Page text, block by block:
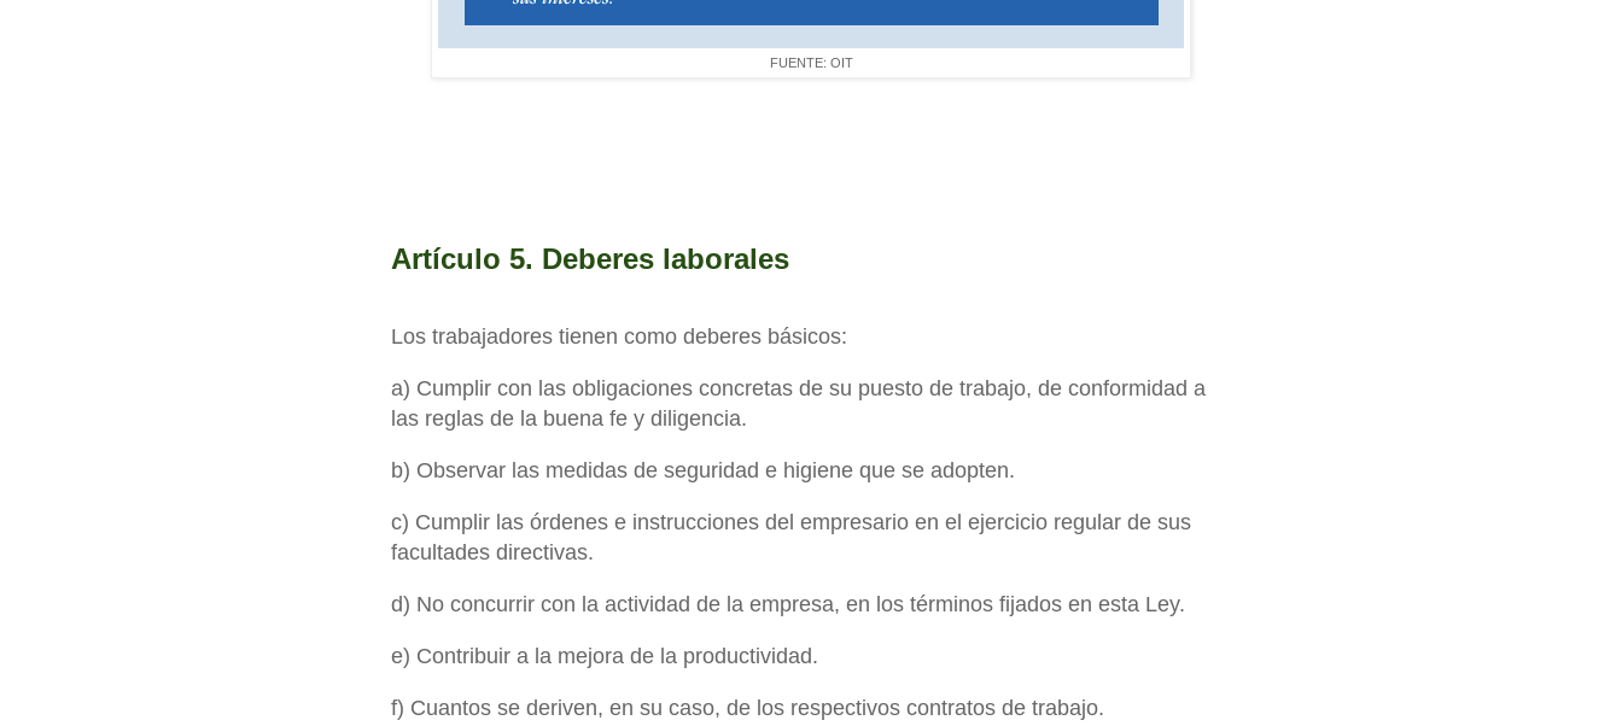
FUENTE: OIT
Artículo 5. Deberes laborales
Los trabajadores tienen como deberes básicos:
a) Cumplir con las obligaciones concretas de su puesto de trabajo, de conformidad a
las reglas de la buena fe y diligencia.
b) Observar las medidas de seguridad e higiene que se adopten.
c) Cumplir las órdenes e instrucciones del empresario en el ejercicio regular de sus
facultades directivas.
d) No concurrir con la actividad de la empresa, en los términos fijados en esta Ley.
e) Contribuir a la mejora de la productividad.
f) Cuantos se deriven, en su caso, de los respectivos contratos de trabajo.